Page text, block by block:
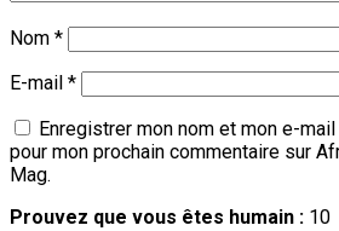
Nom *
E-mail *
Enregistrer mon nom et mon e-
pour mon prochain commentaire sur
Mag.
Prouvez que vous êtes humain :